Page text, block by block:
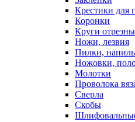
Крестики для
Коронки
Круги
Ножи, лезвия
Пилки,
Ножовки,
Молотки
Проволока
Сверла
Скобы